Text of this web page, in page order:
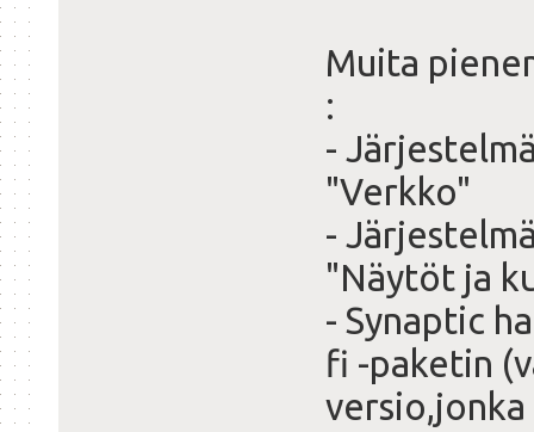
Muita
:
-
"Verkko"
-
"Näytöt ja
- Synaptic
fi -paketin